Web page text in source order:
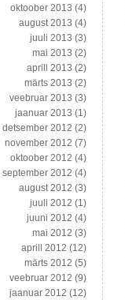
oktoober 2013 (4)
august 2013 (4)
juuli 2013 (3)
mai 2013 (2)
aprill 2013 (2)
märts 2013 (2)
veebruar 2013 (3)
jaanuar 2013 (1)
detsember 2012 (2)
november 2012 (7)
oktoober 2012 (4)
september 2012 (4)
august 2012 (3)
juuli 2012 (1)
juuni 2012 (4)
mai 2012 (3)
aprill 2012 (12)
märts 2012 (5)
veebruar 2012 (9)
jaanuar 2012 (12)